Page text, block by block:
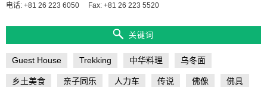
电话: +81 26 223 6050
Fax: +81 26 223 5520
关键词
Guest House Trekking 中华料理 乌冬面
乡土美食 亲子同乐 人力车 传说 佛像 佛具